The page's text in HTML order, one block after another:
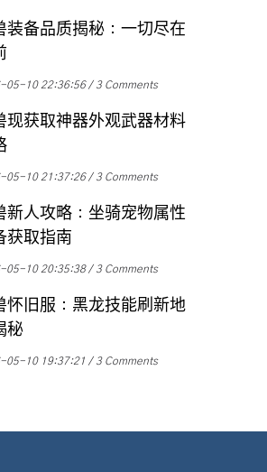
装备品质揭秘：一切尽在
05-10 22:36:56 3 Comments
现获取神器外观武器材料
05-10 21:37:26 3 Comments
新人攻略：坐骑宠物属性
获取指南
05-10 20:35:38 3 Comments
怀旧服：黑龙技能刷新地
秘
05-10 19:37:21 3 Comments